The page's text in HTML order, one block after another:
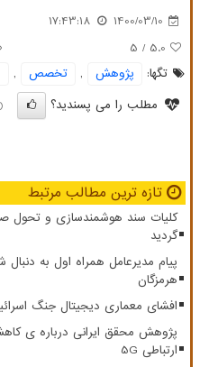
1400/03/10
17:43:18
5.0
/ 5
تگها:
پژوهش , تخصص ,
مطلب را می پسندید؟
(1)
تازه ترین مطالب مرتبط
کلیات سند هوشمندسازی و تحول
گردید
پیام مدیرعامل همراه اول به دنبال
هرمزگان
افشای معماری دیجیتال جنگ
پژوهش محقق ایرانی درباره ی
ارتباطی 5G